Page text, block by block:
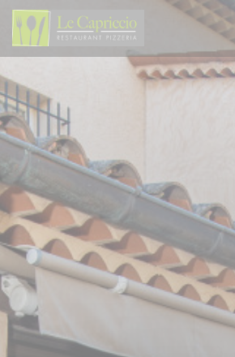
クッキー利用の管理について